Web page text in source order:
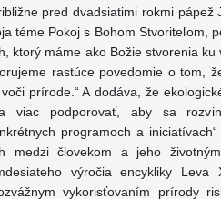
pred dvadsiatimi rokmi
téme Pokoj s Bohom Stvoriteľom,
ktorý máme ako Božie stvorenia
rastúce povedomie o tom,
prírode.“ A dodáva, že
viac podporovať, aby sa
programoch a
medzi človekom a jeho
výročia encykliky
vykorisťovaním